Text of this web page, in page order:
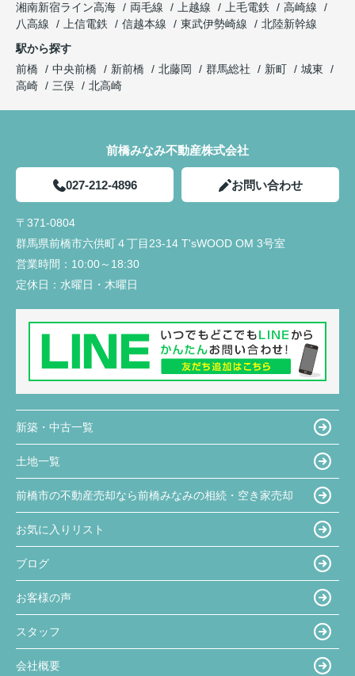
湘南新宿ライン高海
両毛線 上越線 上毛電鉄
高崎線
八高線
上信電鉄 信越本線 東武伊勢崎線
北陸新幹線
駅から探す
前橋
中央前橋 新前橋 北藤岡 群馬総社 新町
城東
高崎
三俣 北高崎
前橋みなみ不動産株式会社
027-212-4896 お問い合わせ
〒371-0804
群馬県前橋市六供町４丁目23‐14 T'sWOOD OM 3号室
営業時間： 10:00～18:30
定休日： 水曜日・木曜日
新築・中古一覧
土地一覧
前橋市の不動産売却なら前橋みなみの相続・空き家売却
お気に入りリスト
ブログ
お客様の声
スタッフ
会社概要